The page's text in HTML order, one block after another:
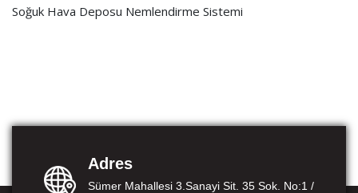
Soğuk Hava Deposu Nemlendirme Sistemi
Adres
Sümer Mahallesi 3.Sanayi Sit. 35 Sok. No:1 /